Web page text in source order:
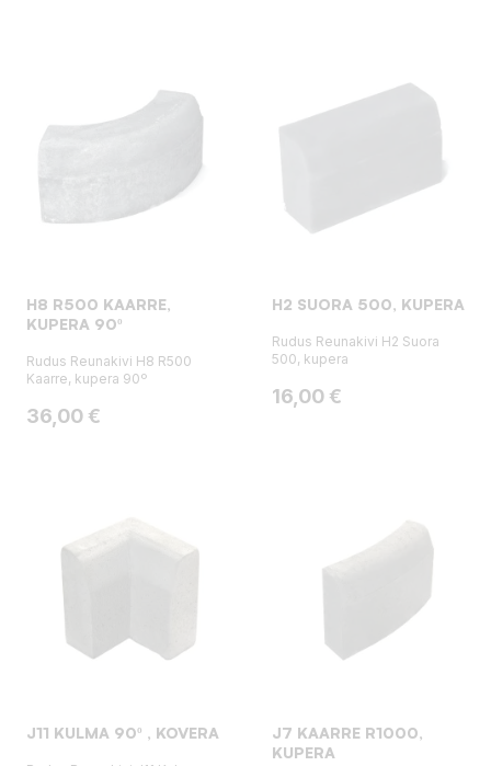
H8 R500 KAARRE,
KUPERA 90º
Rudus Reunakivi H8 R500
Kaarre, kupera 90º
Hinta
36,00 €
H2 SUORA 500, KUPERA
Rudus Reunakivi H2 Suora
500, kupera
Hinta
16,00 €
J11 KULMA 90º , KOVERA
J7 KAARRE R1000,
KUPERA